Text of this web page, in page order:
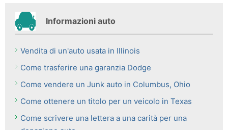
Informazioni auto
Vendita di un'auto usata in Illinois
Come trasferire una garanzia Dodge
Come vendere un Junk auto in Columbus, Ohio
Come ottenere un titolo per un veicolo in Texas
Come scrivere una lettera a una carità per una